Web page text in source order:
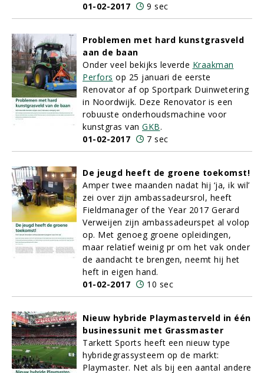
01-02-2017
9 sec
Problemen met hard kunstgrasveld
aan de baan
Onder veel bekijks leverde Kraakman
Perfors op 25 januari de eerste
Renovator af op Sportpark Duinwetering
in Noordwijk. Deze Renovator is een
robuuste onderhoudsmachine voor
kunstgras van GKB.
01-02-2017
7 sec
De jeugd heeft de groene toekomst!
Amper twee maanden nadat hij ‘ja, ik wil’
zei over zijn ambassadeursrol, heeft
Fieldmanager of the Year 2017 Gerard
Verweijen zijn ambassadeurspet al volop
op. Met genoeg groene opleidingen,
maar relatief weinig pr om het vak onder
de aandacht te brengen, neemt hij het
heft in eigen hand.
01-02-2017
10 sec
Nieuw hybride Playmasterveld in één
businessunit met Grassmaster
Tarkett Sports heeft een nieuw type
hybridegrassysteem op de markt:
Playmaster. Net als bij een aantal andere